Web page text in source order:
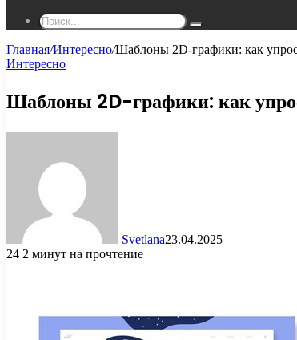
Поиск...
Главная/Интересно/Шаблоны 2D-графики: как
Интересно
Шаблоны 2D-графики: как
Svetlana23.04.2025
24 2 минут на прочтение